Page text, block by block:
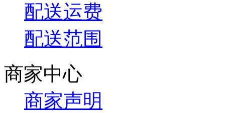
配送运费
配送范围
商家中心
商家声明